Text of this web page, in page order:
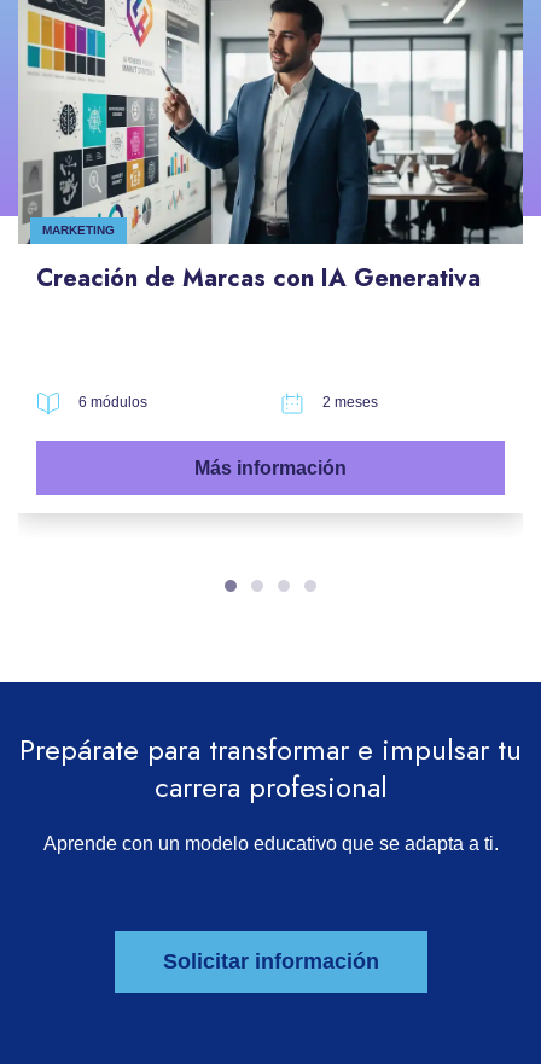
MARKETING
Creación de Marcas con IA Generativa
6 módulos 2 meses
Más información
Prepárate para transformar e impulsar tu
carrera profesional
Aprende con un modelo educativo que se adapta a ti.
Solicitar información